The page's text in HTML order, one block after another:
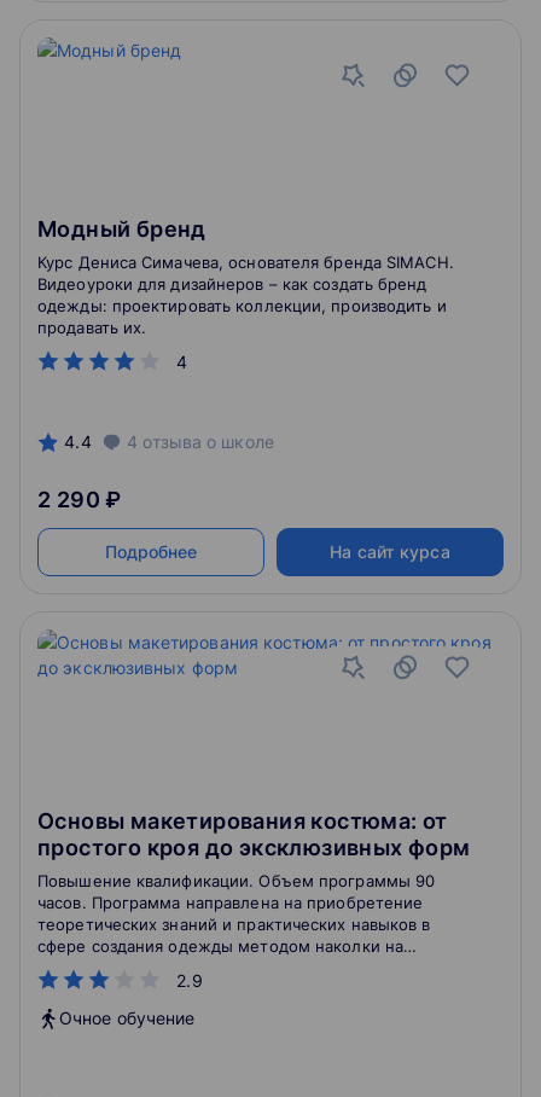
Модный бренд
4
Курс Дениса Симачева, основателя бренда SIMACH.
Видеоуроки для дизайнеров – как создать бренд
одежды: проектировать коллекции, производить и
продавать их.
4.4 4 отзыва о школе
2 290 ₽
Подробнее На сайт курса
Основы макетирования костюма: от
простого кроя до эксклюзивных форм
2.9
Повышение квалификации. Объем программы 90
часов. Программа направлена на приобретение
теоретических знаний и практических навыков в
сфере создания одежды методом наколки на
манекене.
Очное обучение